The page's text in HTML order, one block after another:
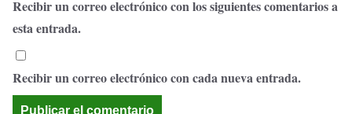
Recibir un correo electrónico con los siguientes comentarios a
esta entrada.
Recibir un correo electrónico con cada nueva entrada.